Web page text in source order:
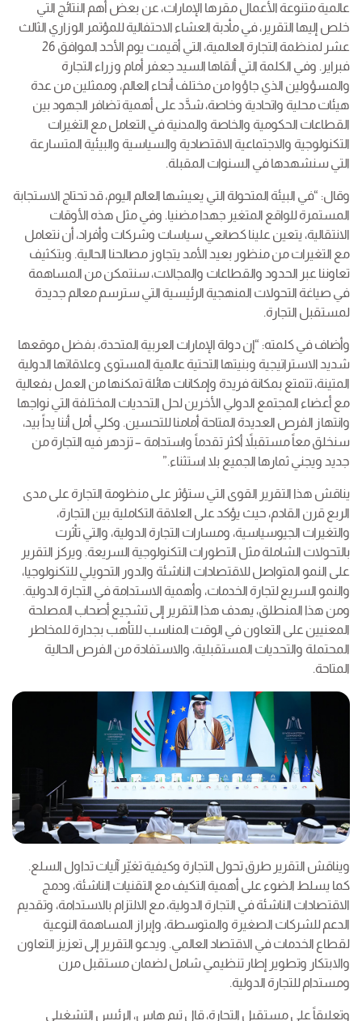
عالمية متنوعة الأعمال مقرها الإمارات، عن بعض أهم النتائج التي
خلص إليها التقرير، في مأدبة العشاء الاحتفالية للمؤتمر الوزاري الثالث
عشر لمنظمة التجارة العالمية، التي أقيمت يوم الأحد الموافق 26
فبراير. وفي الكلمة التي ألقاها السيد جعفر أمام وزراء التجارة
والمسؤولين الذي جاؤوا من مختلف أنحاء العالم، وممثلين من عدة
هيئات محلية واتحادية وخاصة، شدَّد على أهمية تضافر الجهود بين
القطاعات الحكومية والخاصة والمدنية في التعامل مع التغيرات
التكنولوجية والاجتماعية الاقتصادية والسياسية والبيئية المتسارعة
التي سنشهدها في السنوات المقبلة.
وقال: “في البيئة المتحولة التي يعيشها العالم اليوم، قد تحتاج الاستجابة
المستمرة للواقع المتغير جهدا مضنيا. وفي مثل هذه الأوقات
الانتقالية، يتعين علينا كصانعي سياسات وشركات وأفراد، أن نتعامل
مع التغيرات من منظور بعيد الأمد يتجاوز مصالحنا الحالية. وبتكثيف
تعاوننا عبر الحدود والقطاعات والمجالات، سنتمكن من المساهمة
في صياغة التحولات المنهجية الرئيسية التي سترسم معالم جديدة
لمستقبل التجارة.
وأضاف في كلمته: “إن دولة الإمارات العربية المتحدة، بفضل موقعها
شديد الاستراتيجية وبنيتها التحتية عالمية المستوى وعلاقاتها الدولية
المتينة، تتمتع بمكانة فريدة وإمكانات هائلة تمكنها من العمل بفعالية
مع أعضاء المجتمع الدولي الأخرين لحل التحديات المختلفة التي نواجها
وانتهاز الفرص العديدة المتاحة أمامنا للتحسين. وكلي أمل أننا يداً بيد،
سنخلق معاً مستقبلاً أكثر تقدماً واستدامة – تزدهر فيه التجارة من
جديد ويجني ثمارها الجميع بلا استثناء.”
يناقش هذا التقرير القوى التي ستؤثر على منظومة التجارة على مدى
الربع قرن القادم، حيث يؤكد على العلاقة التكاملية بين التجارة،
والتغيرات الجيوسياسية، ومسارات التجارة الدولية، والتي تأثرت
بالتحولات الشاملة مثل التطورات التكنولوجية السريعة. ويركز التقرير
على النمو المتواصل للاقتصادات الناشئة والدور التحويلي للتكنولوجيا،
والنمو السريع لتجارة الخدمات، وأهمية الاستدامة في التجارة الدولية.
ومن هذا المنطلق، يهدف هذا التقرير إلى تشجيع أصحاب المصلحة
المعنيين على التعاون في الوقت المناسب للتأهب بجدارة للمخاطر
المحتملة والتحديات المستقبلية، والاستفادة من الفرص الحالية
المتاحة.
ويناقش التقرير طرق تحول التجارة وكيفية تغيّر آليات تداول السلع.
كما يسلط الضوء على أهمية التكيف مع التقنيات الناشئة، ودمج
الاقتصادات الناشئة في التجارة الدولية، مع الالتزام بالاستدامة، وتقديم
الدعم للشركات الصغيرة والمتوسطة، وإبراز المساهمة النوعية
لقطاع الخدمات في الاقتصاد العالمي. ويدعو التقرير إلى تعزيز التعاون
والابتكار وتطوير إطار تنظيمي شامل لضمان مستقبل مرن
ومستدام للتجارة الدولية.
وتعليقاً على مستقبل التجارة، قال تيم هاس، الرئيس التشغيلي